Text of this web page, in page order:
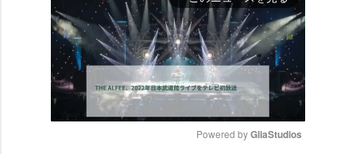
Powered by GliaStudios